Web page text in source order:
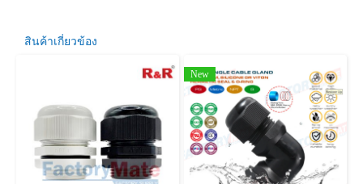
สินค้าเกี่ยวข้อง
New